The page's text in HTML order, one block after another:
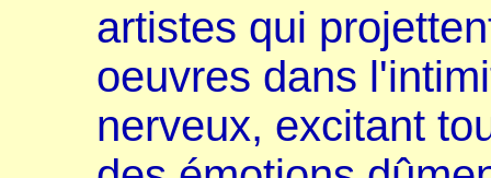
artistes qui
oeuvres dans
nerveux, excitant